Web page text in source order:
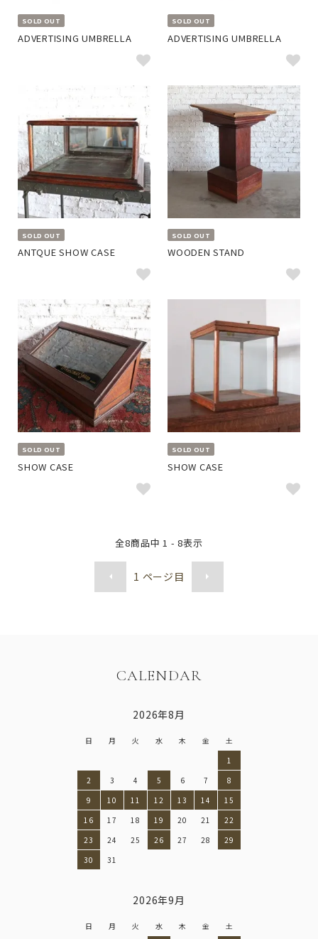
SOLD OUT
ADVERTISING UMBRELLA
SOLD OUT
ADVERTISING UMBRELLA
SOLD OUT
ANTQUE SHOW CASE
SOLD OUT
WOODEN STAND
SOLD OUT
SHOW CASE
SOLD OUT
SHOW CASE
全8商品中1 - 8表示
1 ページ目
CALENDAR
2026年8月
日 月 火 水 木 金
土
1
2
3 4 5 6 7
8
9
10 11 12 13 14
15
16
17 18 19 20 21
22
23
24 25 26 27 28
29
30
31
2026年9月
日 月 火 水 木 金
土